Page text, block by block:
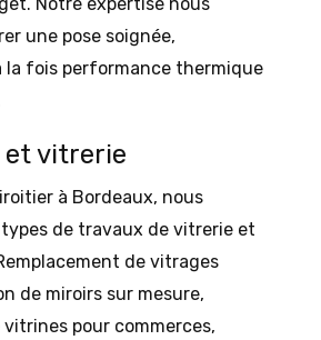
Notre expertise nous
une pose soignée,
la fois performance thermique
vitrerie
à Bordeaux, nous
de travaux de vitrerie et
de vitrages
de miroirs sur mesure,
pour commerces,